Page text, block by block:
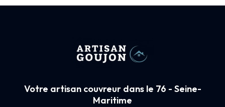
Votre artisan couvreur dans le 76 - Seine-
Maritime